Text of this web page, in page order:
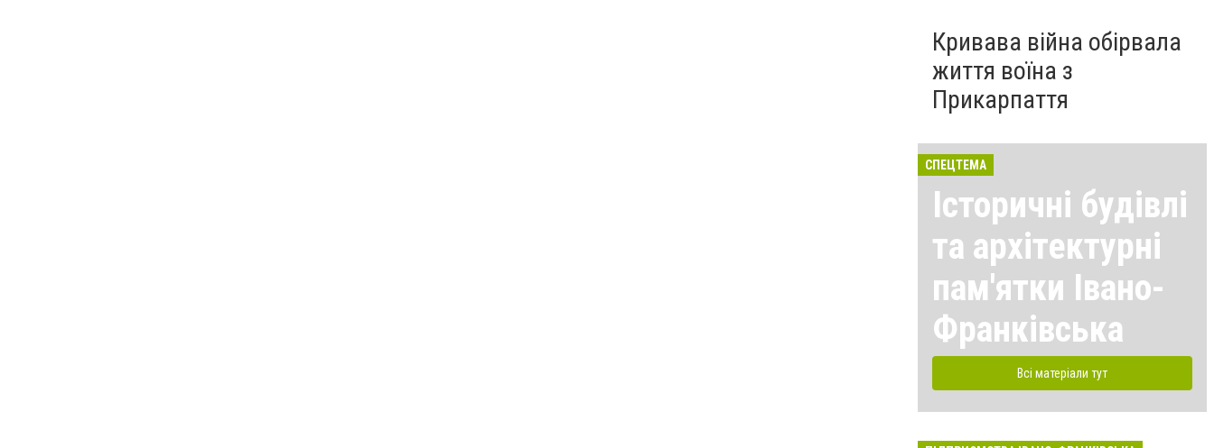
Кривава війна обірвала
життя воїна з
Прикарпаття
СПЕЦТЕМА
Історичні будівлі
та архітектурні
пам'ятки Івано-
Франківська
Всі матеріали тут